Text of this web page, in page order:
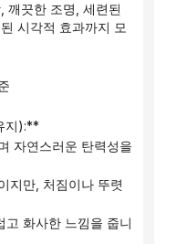
깨끗한 조명, 세련된
시각적 효과까지 모
지):**